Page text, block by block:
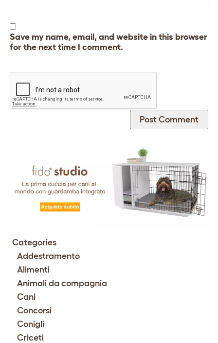
Save my name, email, and website in this browser
for the next time I comment.
Categories
Addestramento
Alimenti
Animali da compagnia
Cani
Concorsi
Conigli
Criceti